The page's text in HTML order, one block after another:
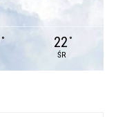
° 22 °
ŚR